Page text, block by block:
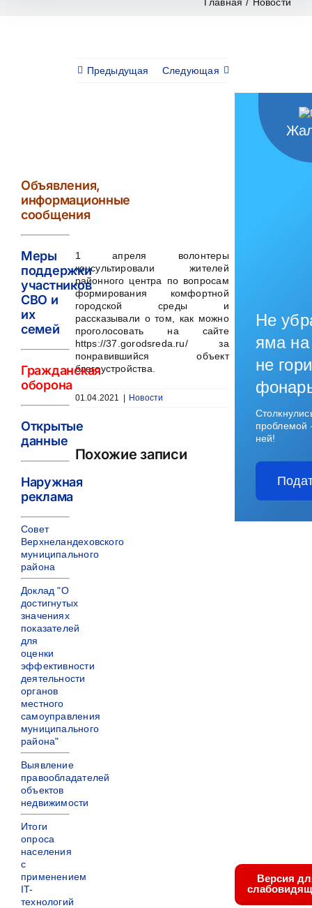
Предыдущая Следующая
1 апреля волонтеры
консультировали жителей
районного центра по вопросам
формирования комфортной
городской среды и
рассказывали о том, как можно
проголосовать на сайте
https://37.gorodsreda.ru/ за
понравившийся объект
благоустройства.
01.04.2021 | Новости
Похожие записи
Объявления,
информационные
сообщения
Меры
поддержки
участников
СВО и
их
семей
Гражданская
оборона
Открытые
данные
Наружная
реклама
Совет
Верхнеландеховского
муниципального
района
Доклад "О
достигнутых
значениях
показателей
для
оценки
эффективности
деятельности
органов
местного
самоуправления
муниципального
района"
Выявление
правообладателей
объектов
недвижимости
Итоги
опроса
населения
с
применением
IT-
технологий
Не
яма на
не
ней!
Версия